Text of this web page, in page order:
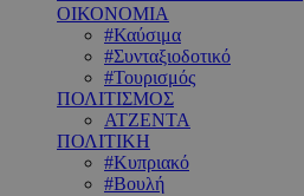
ΟΙΚΟΝΟΜΙΑ
#Καύσιμα
#Συνταξιοδοτικό
#Τουρισμός
ΠΟΛΙΤΙΣΜΟΣ
ΑΤΖΕΝΤΑ
ΠΟΛΙΤΙΚΗ
#Κυπριακό
#Βουλή